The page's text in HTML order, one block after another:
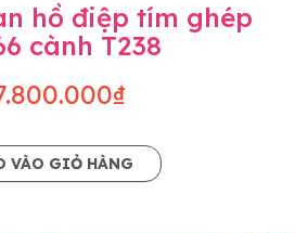
hồ điệp tím ghép
cành T238
VÀO GIỎ HÀNG